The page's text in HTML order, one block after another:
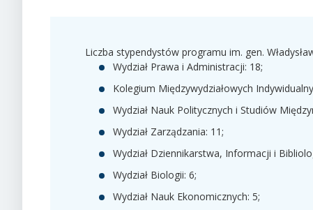
Liczba stypendystów programu im. gen.
Wydział Prawa i Administracji: 18;
Kolegium Międzywydziałowych
Wydział Nauk Politycznych i Studiów
Wydział Zarządzania: 11;
Wydział Dziennikarstwa, Informacji i
Wydział Biologii: 6;
Wydział Nauk Ekonomicznych: 5;